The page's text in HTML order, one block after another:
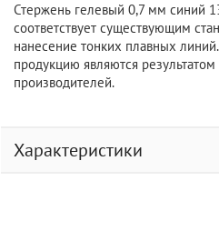
Стержень гелевый 0,7 мм синий
соответствует существующим
нанесение тонких плавных
продукцию являются
производителей.
Характеристики